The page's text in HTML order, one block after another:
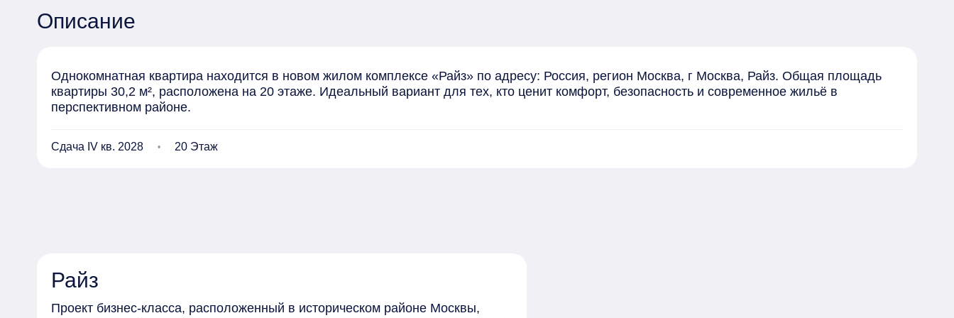
Описание
Однокомнатная квартира находится в новом жилом комплексе «Райз» по адресу: Россия, регион Москва, г Москва, Райз. Общая площадь
квартиры 30,2 м², расположена на 20 этаже. Идеальный вариант для тех, кто ценит комфорт, безопасность и современное жильё в
перспективном районе.
Сдача IV кв. 2028 20 Этаж
Райз
Проект бизнес-класса, расположенный в историческом районе Москвы,